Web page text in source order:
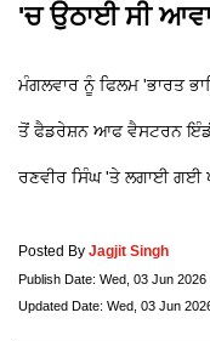
'ਚ ਉਠਾਈ ਸੀ
ਮੰਗਲਵਾਰ ਨੂੰ ਫਿਲਮ 'ਭਾਰਤ
ਤੋਂ ਫੈਡਰੇਸ਼ਨ ਆਫ ਵੈਸਟਰਨ
ਰਣਵੀਰ ਸਿੰਘ 'ਤੇ ਲਗਾਈ ਗਈ
Posted By Jagjit Singh
Publish Date: Wed, 03 Jun
Updated Date: Wed, 03 Jun